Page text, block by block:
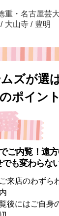
重・名古屋芸大
/ 大山寺 / 豊明
ズが選
のポイント
ご内覧！遠
も変わらな
ご来店のわずら
内
覧後にはご自身